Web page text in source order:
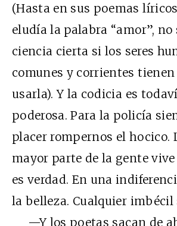
(Hasta en sus poemas
eludía la palabra “amor”, no
ciencia cierta si los seres
comunes y corrientes tienen
usarla). Y la codicia es
poderosa. Para la policía
placer rompernos el hocico.
mayor parte de la gente
es verdad. En una
la belleza. Cualquier imbécil
—Y los poetas sacan de